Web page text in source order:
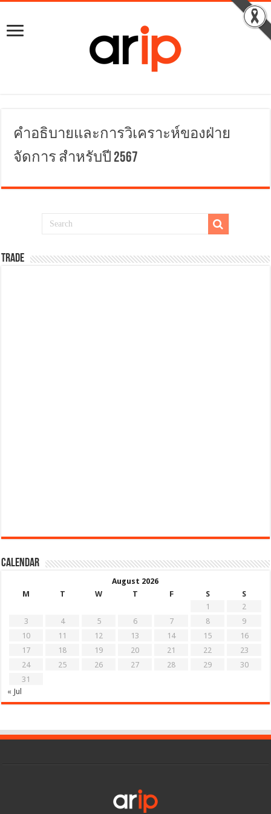
คำอธิบายและการวิเคราะห์ของฝ่าย
จัดการ สำหรับปี 2567
TRADE
Calendar
August 2026
M
T W T F S
S
1
2
3
4 5 6 7 8
9
10
11 12 13 14 15
16
17
18 19 20 21 22
23
24
25 26 27 28 29
30
31
« Jul